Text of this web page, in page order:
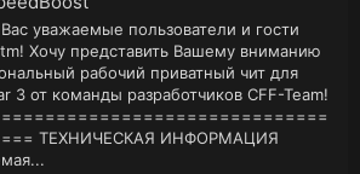
уважаемые пользователи и гости
Хочу представить Вашему вниманию
рабочий приватный чит для
3 от команды разработчиков CFF-Team!
ТЕХНИЧЕСКАЯ ИНФОРМАЦИЯ